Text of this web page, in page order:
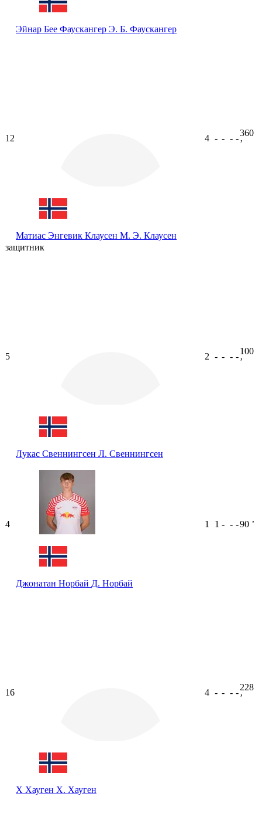
Эйнар Бее Фаускангер Э. Б. Фаускангер
12
Матиас Энгевик Клаусен М. Э. Клаусен
4 - - - -
360
ʼ
защитник
5
Лукас Свеннингсен Л. Свеннингсен
2 - - - -
100
ʼ
4
Джонатан Норбай Д. Норбай
1 1 - - -90 ʼ
16
Х Хауген Х. Хауген
4 - - - -
228
ʼ